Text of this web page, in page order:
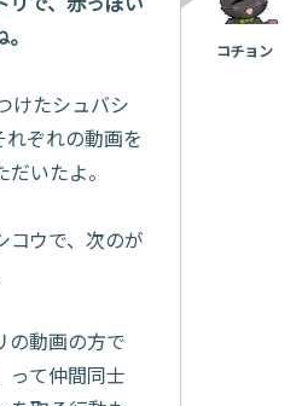
けたシュバシ
れぞれの動画を
いたよ。
コウで、次のが
の動画の方で
って仲間同士